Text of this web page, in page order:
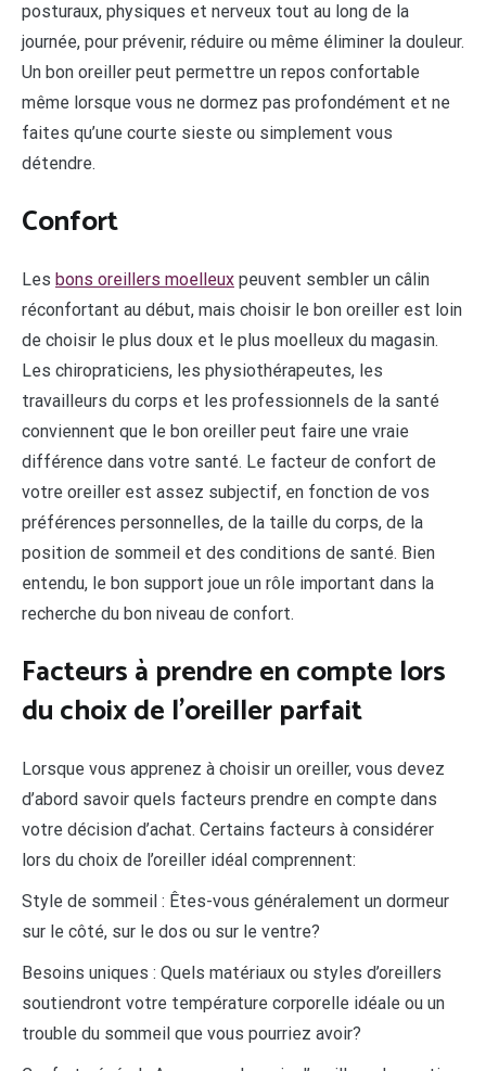
posturaux, physiques et nerveux tout au long de la
journée, pour prévenir, réduire ou même éliminer la douleur.
Un bon oreiller peut permettre un repos confortable
même lorsque vous ne dormez pas profondément et ne
faites qu’une courte sieste ou simplement vous
détendre.
Confort
Les bons oreillers moelleux peuvent sembler un câlin
réconfortant au début, mais choisir le bon oreiller est loin
de choisir le plus doux et le plus moelleux du magasin.
Les chiropraticiens, les physiothérapeutes, les
travailleurs du corps et les professionnels de la santé
conviennent que le bon oreiller peut faire une vraie
différence dans votre santé. Le facteur de confort de
votre oreiller est assez subjectif, en fonction de vos
préférences personnelles, de la taille du corps, de la
position de sommeil et des conditions de santé. Bien
entendu, le bon support joue un rôle important dans la
recherche du bon niveau de confort.
Facteurs à prendre en compte lors
du choix de l’oreiller parfait
Lorsque vous apprenez à choisir un oreiller, vous devez
d’abord savoir quels facteurs prendre en compte dans
votre décision d’achat. Certains facteurs à considérer
lors du choix de l’oreiller idéal comprennent:
Style de sommeil : Êtes-vous généralement un dormeur
sur le côté, sur le dos ou sur le ventre?
Besoins uniques : Quels matériaux ou styles d’oreillers
soutiendront votre température corporelle idéale ou un
trouble du sommeil que vous pourriez avoir?